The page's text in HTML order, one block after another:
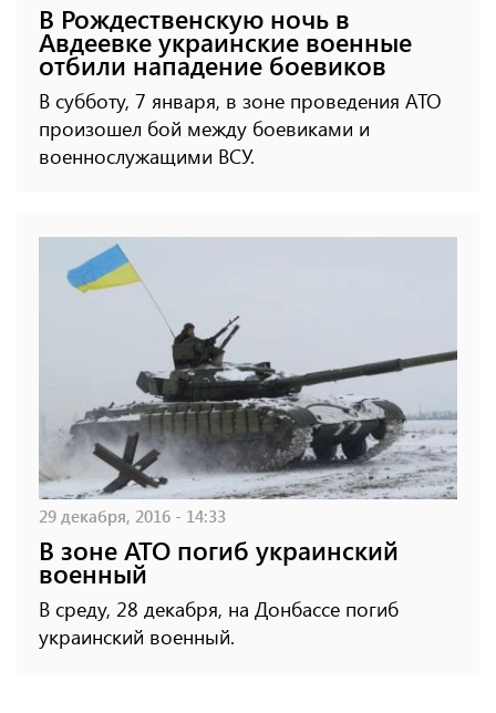
В Рождественскую ночь в
Авдеевке украинские военные
отбили нападение боевиков
В субботу, 7 января, в зоне проведения АТО
произошел бой между боевиками и
военнослужащими ВСУ.
29 декабря, 2016 - 14:33
В зоне АТО погиб украинский
военный
В среду, 28 декабря, на Донбассе погиб
украинский военный.